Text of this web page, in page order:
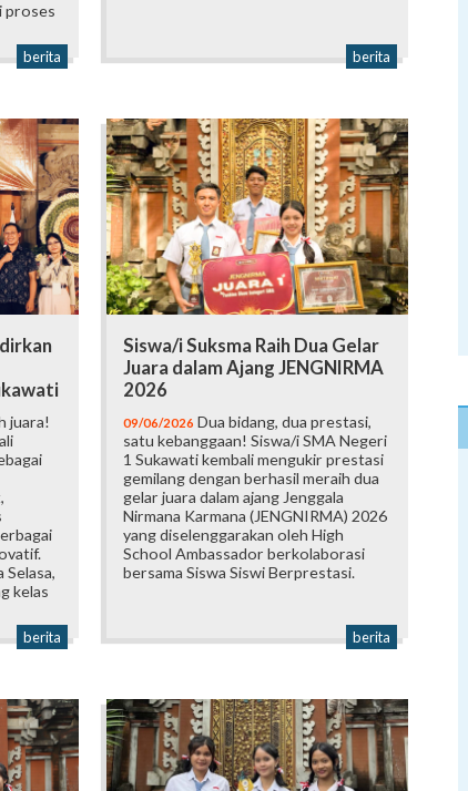
proses
berita berita
juara!
Selasa,
kelas
berita
Siswa/i Suksma Raih Dua Gelar
Juara dalam Ajang JENGNIRMA
2026
09/06/2026 Dua bidang, dua prestasi,
satu kebanggaan! Siswa/i SMA Negeri
1 Sukawati kembali mengukir prestasi
gemilang dengan berhasil meraih dua
gelar juara dalam ajang Jenggala
Nirmana Karmana (JENGNIRMA) 2026
yang diselenggarakan oleh High
School Ambassador berkolaborasi
bersama Siswa Siswi Berprestasi.
berita